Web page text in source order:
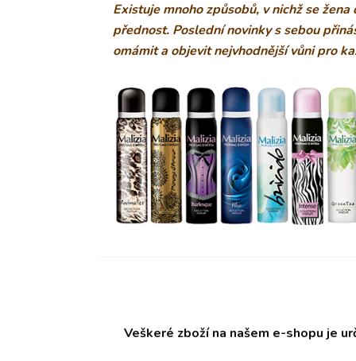
Existuje mnoho způsobů, v nichž se
přednost. Poslední novinky s sebou
omámit a objevit nejvhodnější vůni pro
Veškeré zboží na našem e-shopu je